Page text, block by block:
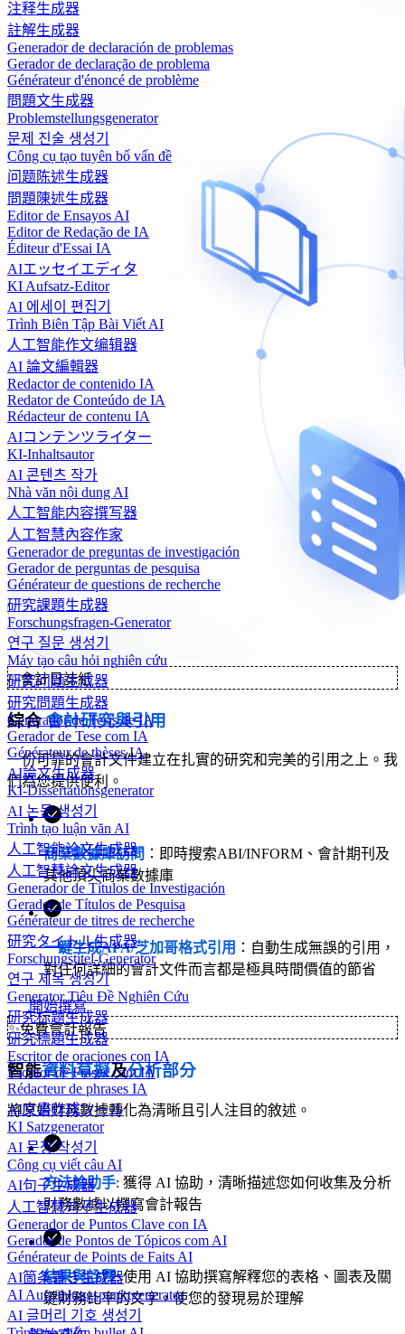
注释生成器
註解生成器
Generador de declaración de problemas
Gerador de declaração de problema
Générateur d'énoncé de problème
問題文生成器
Problemstellungsgenerator
문제 진술 생성기
Công cụ tạo tuyên bố vấn đề
问题陈述生成器
問題陳述生成器
Editor de Ensayos AI
Editor de Redação de IA
Éditeur d'Essai IA
AIエッセイエディタ
KI Aufsatz-Editor
AI 에세이 편집기
Trình Biên Tập Bài Viết AI
人工智能作文编辑器
AI 論文編輯器
Redactor de contenido IA
Redator de Conteúdo de IA
Rédacteur de contenu IA
AIコンテンツライター
KI-Inhaltsautor
AI 콘텐츠 작가
Nhà văn nội dung AI
人工智能内容撰写器
人工智慧內容作家
Generador de preguntas de investigación
Gerador de perguntas de pesquisa
Générateur de questions de recherche
研究課題生成器
Forschungsfragen-Generator
연구 질문 생성기
Máy tạo câu hỏi nghiên cứu
研究问题生成器
研究問題生成器
Generador de Tesis de IA
Gerador de Tese com IA
Générateur de thèses IA
AI論文生成器
KI-Dissertationsgenerator
AI 논문 생성기
Trình tạo luận văn AI
人工智能论文生成器
人工智慧論文生成器
Generador de Títulos de Investigación
Gerador de Títulos de Pesquisa
Générateur de titres de recherche
研究タイトル生成器
Forschungstitel-Generator
연구 제목 생성기
Generator Tiêu Đề Nghiên Cứu
研究标题生成器
研究標題生成器
Escritor de oraciones con IA
Escritor de Frases com IA
Rédacteur de phrases IA
AI文書作成ツール
KI Satzgenerator
AI 문장 작성기
Công cụ viết câu AI
AI句子生成器
人工智慧句子生成器
Generador de Puntos Clave con IA
Gerador de Pontos de Tópicos com AI
Générateur de Points de Faits AI
AI箇条書き生成器
AI Aufzählungspunktgenerator
AI 글머리 기호 생성기
✨會計日誌紙
綜合會計研究與引用
一份可靠的會計文件建立在扎實的研究和完美的引用之上。我
們為您提供便利。
商業數據庫訪問 ：即時搜索ABI/INFORM、會計期刊及
其他頂尖商業數據庫
一鍵生成APA/芝加哥格式引用 ：自動生成無誤的引用，
對任何詳細的會計文件而言都是極具時間價值的節省
開始撰寫
✨免費會計報告
智能資料草擬及分析部分
將原始財務數據轉化為清晰且引人注目的敘述。
方法論助手: 獲得 AI 協助，清晰描述您如何收集及分析
財務數據以撰寫會計報告
結果與詮釋: 使用 AI 協助撰寫解釋您的表格、圖表及關
鍵財務比率的文字，使您的發現易於理解